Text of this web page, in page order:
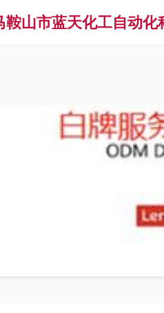
鞍山市蓝天化工自动化